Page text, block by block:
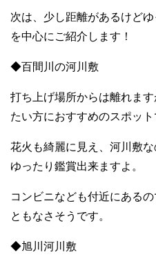
次は、少し距離があるけど
を中心にご紹介します！
◆百間川の河川敷
打ち上げ場所からは離れま
たい方におすすめのスポット
花火も綺麗に見え、河川敷
ゆったり鑑賞出来ますよ。
コンビニなども付近にある
ともなさそうです。
◆旭川河川敷